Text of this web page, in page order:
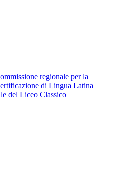
regionale per la
di Lingua Latina
del Liceo Classico